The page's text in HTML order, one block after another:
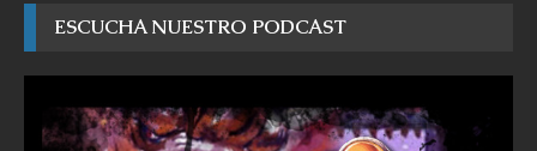
ESCUCHA NUESTRO PODCAST